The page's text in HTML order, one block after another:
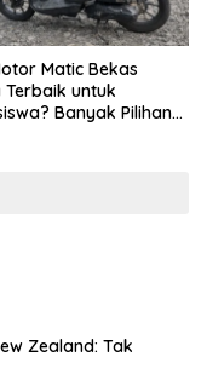
Matic Bekas
Terbaik untuk
Banyak Pilihan
Zealand: Tak